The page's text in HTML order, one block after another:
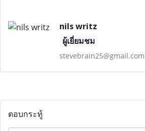
nils writz
ผู้เยี่ยมชม
stevebrain25@gmail.com
ตอบกระทู้